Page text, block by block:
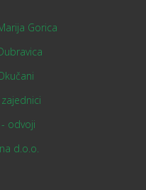
Gorica
odvoji
d.o.o.